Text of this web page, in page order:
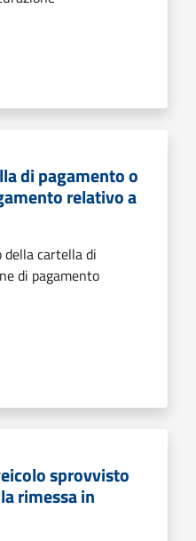
di pagamento o
relativo a
della cartella di
di pagamento
sprovvisto
rimessa in